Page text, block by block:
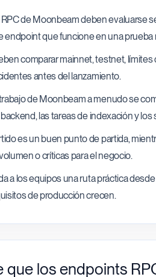
de Moonbeam deben evaluarse
endpoint que funcione en una prueba
comparar mainnet, testnet,
antes del lanzamiento.
de Moonbeam a menudo se
las tareas de indexación y
es un buen punto de partida,
o críticas para el negocio.
a los equipos una ruta práctica
de producción crecen.
que los endpoints